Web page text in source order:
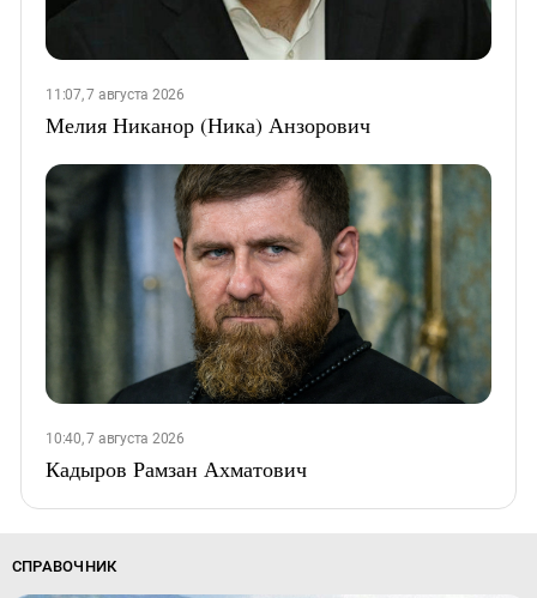
11:07, 7 августа 2026
Мелия Никанор (Ника) Анзорович
10:40, 7 августа 2026
Кадыров Рамзан Ахматович
СПРАВОЧНИК